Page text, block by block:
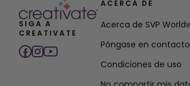
SIGA A
CREATIVATE
ACERCA DE
Acerca de SVP
Póngase en
Condiciones de uso